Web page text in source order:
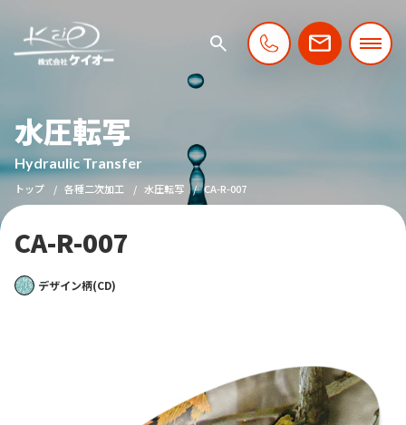
水圧転写
Hydraulic Transfer
トップ 各種二次加工 水圧転写 CA-R-007
CA-R-007
デザイン柄(CD)